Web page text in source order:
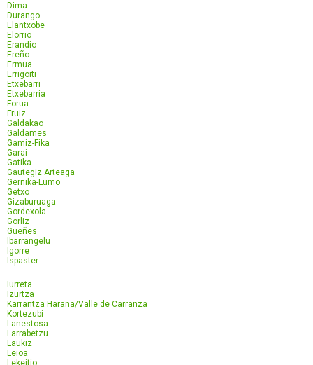
Dima
Durango
Elantxobe
Elorrio
Erandio
Ereño
Ermua
Errigoiti
Etxebarri
Etxebarria
Forua
Fruiz
Galdakao
Galdames
Gamiz-Fika
Garai
Gatika
Gautegiz Arteaga
Gernika-Lumo
Getxo
Gizaburuaga
Gordexola
Gorliz
Güeñes
Ibarrangelu
Igorre
Ispaster
Iurreta
Izurtza
Karrantza Harana/Valle de Carranza
Kortezubi
Lanestosa
Larrabetzu
Laukiz
Leioa